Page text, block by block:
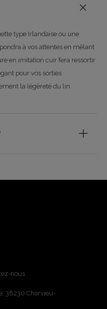
type Irlandaise ou une
à vos attentes en mêlant
en imitation cuir fera ressortir
pour vos sorties
la légèreté du lin.
nous
38230 Charvieu-